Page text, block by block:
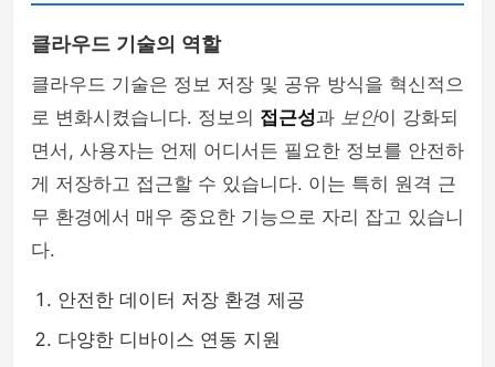
클라우드 기술의 역할
클라우드 기술은 정보 저장 및 공유 방식을 혁신적으
로 변화시켰습니다. 정보의 접근성과 보안이 강화되
면서, 사용자는 언제 어디서든 필요한 정보를 안전하
게 저장하고 접근할 수 있습니다. 이는 특히 원격 근
무 환경에서 매우 중요한 기능으로 자리 잡고 있습니
다.
안전한 데이터 저장 환경 제공
다양한 디바이스 연동 지원